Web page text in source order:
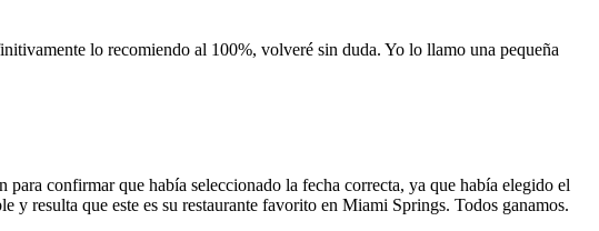
lo recomiendo al 100%, volveré sin duda. Yo lo llamo una pequeña
confirmar que había seleccionado la fecha correcta, ya que había elegido el
resulta que este es su restaurante favorito en Miami Springs. Todos ganamos.